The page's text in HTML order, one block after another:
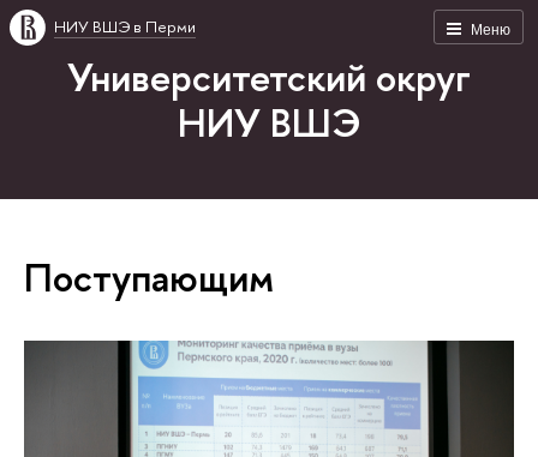
Меню
НИУ ВШЭ в Перми
Университетский округ
НИУ ВШЭ
Поступающим